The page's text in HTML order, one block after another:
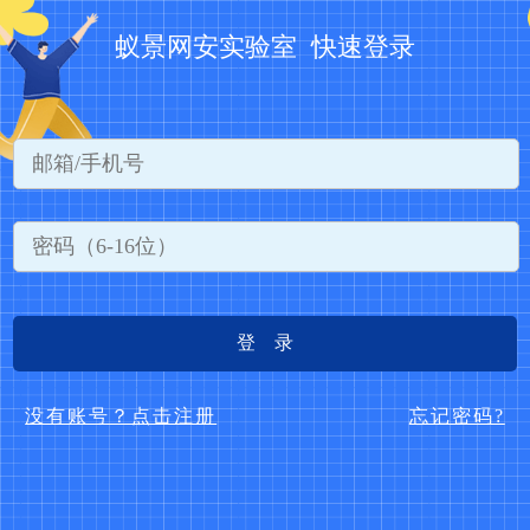
蚁景网安实验室 快速登录
登 录
没有账号？点击注册 忘记密码?